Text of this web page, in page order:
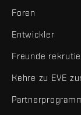
Foren
Entwickler
Freunde
Kehre zu EVE